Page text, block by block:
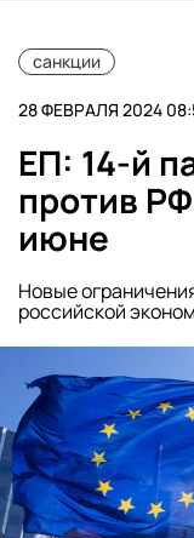
санкции
28 ФЕВРАЛЯ 2024
ЕП: 14-й
против
июне
Новые
российской